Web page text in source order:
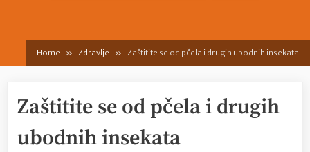
Home Zdravlje Zaštitite se od pčela i drugih ubodnih insekata
Zaštitite se od pčela i drugih
ubodnih insekata